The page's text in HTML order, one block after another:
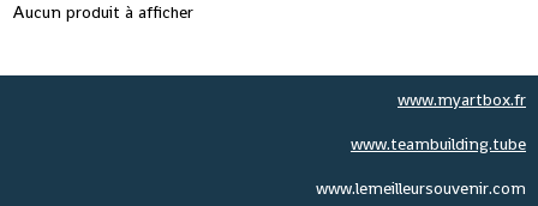
Aucun produit à afficher
www.myartbox.fr
www.teambuilding.tube
www.lemeilleursouvenir.com